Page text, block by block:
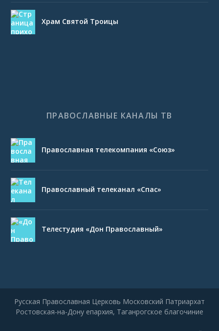
Храм Святой Троицы
ПРАВОСЛАВНЫЕ КАНАЛЫ ТВ
Православная телекомпания «Союз»
Православный телеканал «Спас»
Телестудия «Дон Православный»
Русская Православная Церковь Московский Патриархат
Ростовская-на-Дону епархия, Таганрогское благочиние